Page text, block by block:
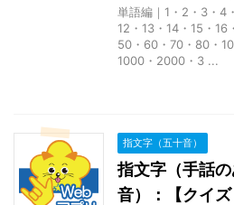
単語編｜1・2・3・4
12・13・14・15・16
50・60・70・80・
1000・2000・3 ...
指文字（五十音）
指文字（手話
音）：【クイ